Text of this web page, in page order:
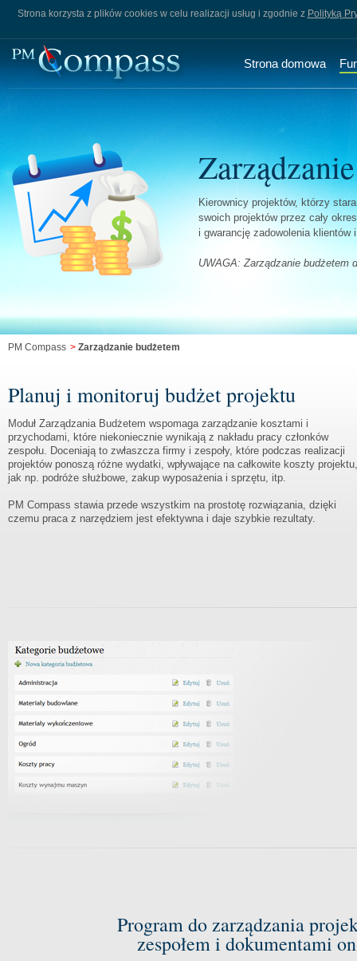
Strona korzysta z plików cookies w celu realizacji usług i zgodnie z Polityką
Strona domowa
Kierownicy projektów, którzy
swoich projektów przez cały
i gwarancję zadowolenia klientów
UWAGA: Zarządzanie budżetem
PM Compass > Zarządzanie budżetem
Planuj i monitoruj budżet projektu
Moduł Zarządzania Budżetem wspomaga zarządzanie kosztami i
przychodami, które niekoniecznie wynikają z nakładu pracy członków
zespołu. Doceniają to zwłaszcza firmy i zespoły, które podczas realizacji
projektów ponoszą różne wydatki, wpływające na całkowite koszty projektu,
jak np. podróże służbowe, zakup wyposażenia i sprzętu, itp.
PM Compass stawia przede wszystkim na prostotę rozwiązania, dzięki
czemu praca z narzędziem jest efektywna i daje szybkie rezultaty.
Program do zarządzania
zespołem i dokumentami